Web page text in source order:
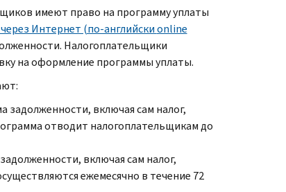
имеют право на программу уплаты
Интернет (по-английскиonline
Налогоплательщики
на оформление программы уплаты.
задолженности, включая сам налог,
отводит налогоплательщикам до
включая сам налог,
ежемесячно в течение 72